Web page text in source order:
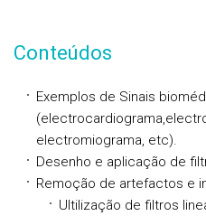
Conteúdos
Exemplos de Sinais
electromiograma, etc).
Desenho e aplicação de
Remoção de artefactos e
Ultilização de filtros